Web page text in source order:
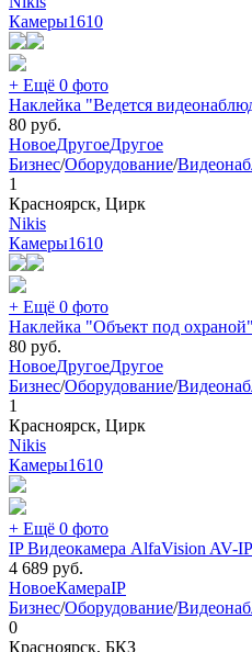
Камеры1610
+ Ещё 0 фото
Наклейка "Ведется
80 руб.
НовоеДругоеДругое
Бизнес/Оборудование/
1
Красноярск, Цирк
Nikis
Камеры1610
+ Ещё 0 фото
Наклейка "Объект под охраной"
80 руб.
НовоеДругоеДругое
Бизнес/Оборудование/
1
Красноярск, Цирк
Nikis
Камеры1610
+ Ещё 0 фото
IP Видеокамера AlfaVision AV-
4 689 руб.
НовоеКамераIP
Бизнес/Оборудование/
0
Красноярск, БКЗ